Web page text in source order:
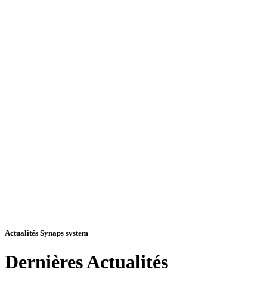
Actualités Synaps system
DernièresActualités